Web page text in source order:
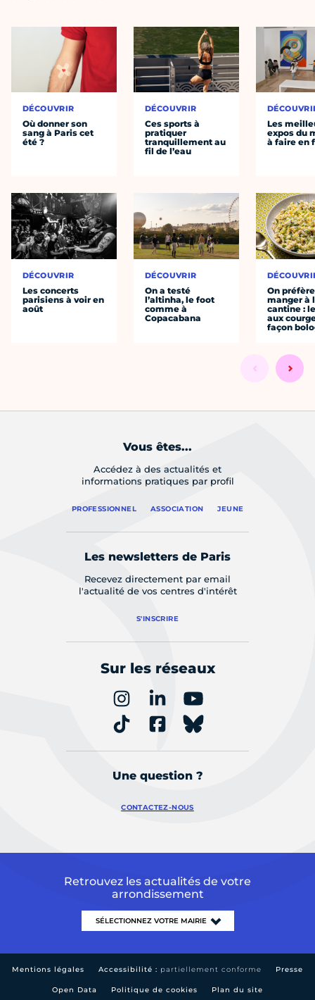
DÉCOUVRIR
Où donner son
sang à Paris cet
été ?
DÉCOUVRIR
Les concerts
parisiens à voir en
août
DÉCOUVRIR
Ces sports à
pratiquer
tranquillement au
fil de l’eau
DÉCOUVRIR
On a testé
l’altinha, le foot
comme à
Copacabana
Les
expos du
à faire en
On préfère
manger à
cantine :
aux
façon
Vous êtes...
Accédez à des actualités et
informations pratiques par profil
PROFESSIONNEL ASSOCIATION JEUNE
Les newsletters de Paris
Recevez directement par email
l'actualité de vos centres d'intérêt
S'INSCRIRE
Sur les réseaux
Une question ?
CONTACTEZ-NOUS
Retrouvez les actualités de votre
arrondissement
Mentions légales Accessibilité : partiellement conforme Presse
Open Data Politique de cookies Plan du site